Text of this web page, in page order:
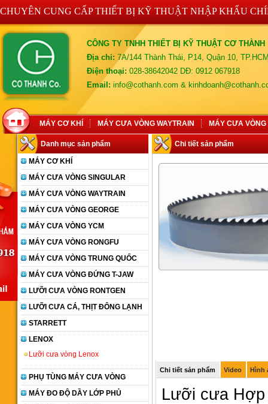
CHUYÊN CUNG CẤP THIẾT BỊ KỸ THUẬT NHẬP KHẨU
CÔNG TY TNHH THIẾT BỊ KỸ THUẬT CƠ THÀNH
Địa chỉ: 7A/144 Thành Thái, P14, Quận 10,
Điện thoại: 028-38642042 DĐ: 0912 067918
Email: info@cothanh.com &
MÁY CƠ KHÍ MÁY CƯA VÒNG WAYTRAIN MÁY CƯA VÒNG
Danh mục sản phẩm
MÁY CƠ KHÍ
MÁY CƯA VÒNG SINGULAR
MÁY CƯA VÒNG WAYTRAIN
MÁY CƯA VÒNG GEORGE
MÁY CƯA VÒNG YCM
MÁY CƯA VÒNG RONGFU
MÁY CƯA VÒNG TRUNG QUỐC
MÁY CƯA VÒNG ĐỨNG T-JAW
LƯỠI CƯA VÒNG RONTGEN
LƯỠI CƯA CÁ, THỊT ĐÔNG LẠNH
STARRETT
LENOX
Lưỡi cưa vòng Lenox
PHỤ TÙNG MÁY CƯA VÒNG
MÁY ĐO ĐỘ DẦY LỚP PHỦ
Chi tiết sản phẩm
Chi tiết sản phẩm Video Hình
Lưỡi cưa Hợp